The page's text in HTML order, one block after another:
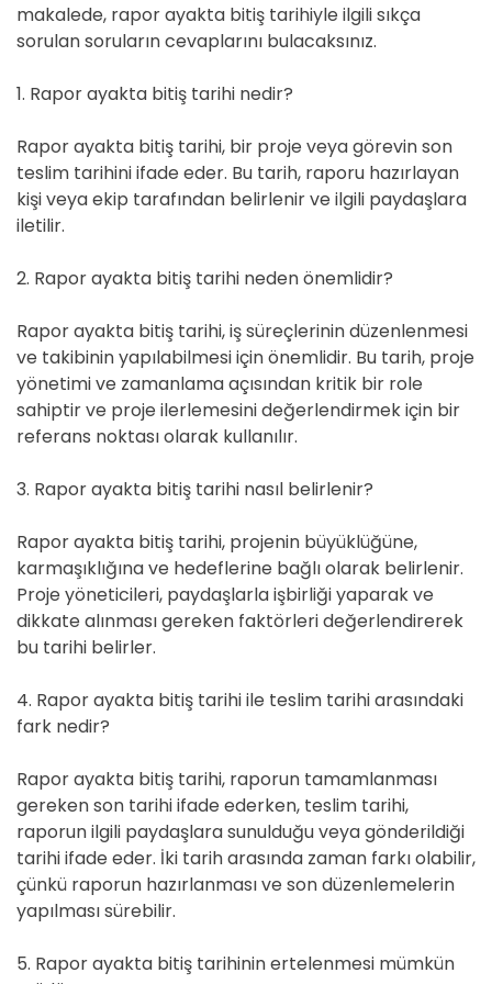
makalede, rapor ayakta bitiş tarihiyle ilgili sıkça
sorulan soruların cevaplarını bulacaksınız.
1. Rapor ayakta bitiş tarihi nedir?
Rapor ayakta bitiş tarihi, bir proje veya görevin son
teslim tarihini ifade eder. Bu tarih, raporu hazırlayan
kişi veya ekip tarafından belirlenir ve ilgili paydaşlara
iletilir.
2. Rapor ayakta bitiş tarihi neden önemlidir?
Rapor ayakta bitiş tarihi, iş süreçlerinin düzenlenmesi
ve takibinin yapılabilmesi için önemlidir. Bu tarih, proje
yönetimi ve zamanlama açısından kritik bir role
sahiptir ve proje ilerlemesini değerlendirmek için bir
referans noktası olarak kullanılır.
3. Rapor ayakta bitiş tarihi nasıl belirlenir?
Rapor ayakta bitiş tarihi, projenin büyüklüğüne,
karmaşıklığına ve hedeflerine bağlı olarak belirlenir.
Proje yöneticileri, paydaşlarla işbirliği yaparak ve
dikkate alınması gereken faktörleri değerlendirerek
bu tarihi belirler.
4. Rapor ayakta bitiş tarihi ile teslim tarihi arasındaki
fark nedir?
Rapor ayakta bitiş tarihi, raporun tamamlanması
gereken son tarihi ifade ederken, teslim tarihi,
raporun ilgili paydaşlara sunulduğu veya gönderildiği
tarihi ifade eder. İki tarih arasında zaman farkı olabilir,
çünkü raporun hazırlanması ve son düzenlemelerin
yapılması sürebilir.
5. Rapor ayakta bitiş tarihinin ertelenmesi mümkün